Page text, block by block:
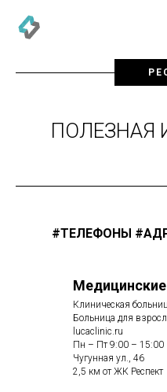
ПОЛЕЗНАЯ
#ТЕЛЕФОНЫ
Клиническая
Больница для
lucaclinic.ru
Пн – Пт 9:00 – 15:00
Чугунная ул., 46
2,5 км от ЖК Респект